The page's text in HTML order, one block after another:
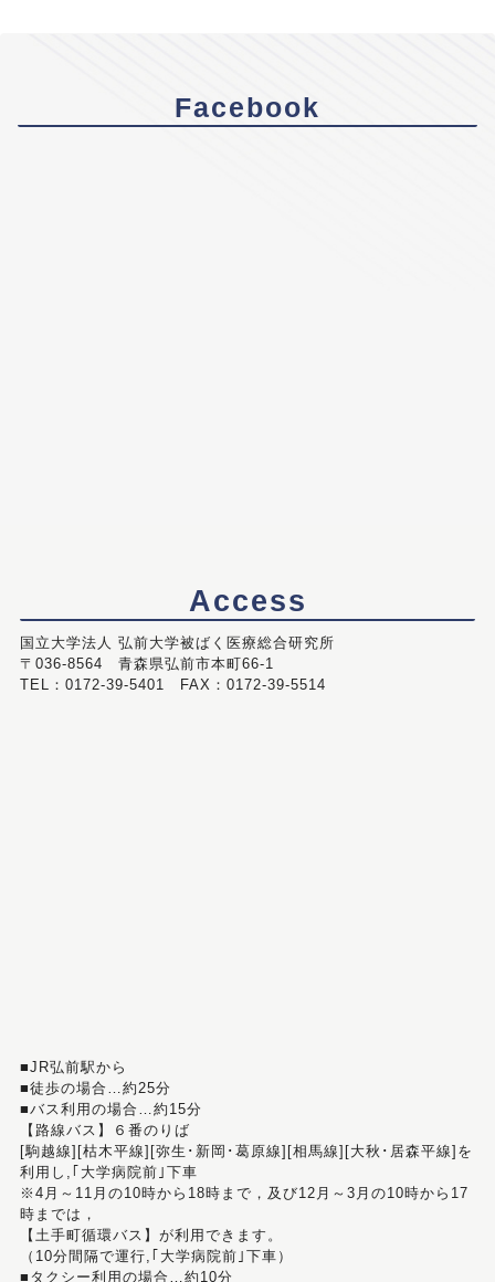
Facebook
Access
国立大学法人 弘前大学被ばく医療総合研究所
〒036-8564 青森県弘前市本町66-1
TEL：0172-39-5401 FAX：0172-39-5514
■JR弘前駅から
■徒歩の場合…約25分
■バス利用の場合…約15分
【路線バス】６番のりば
[駒越線][枯木平線][弥生･新岡･葛原線][相馬線][大秋･居森平線]を
利用し,｢大学病院前｣下車
※4月～11月の10時から18時まで，及び12月～3月の10時から17
時までは，
【土手町循環バス】が利用できます。
（10分間隔で運行,｢大学病院前｣下車）
■タクシー利用の場合…約10分